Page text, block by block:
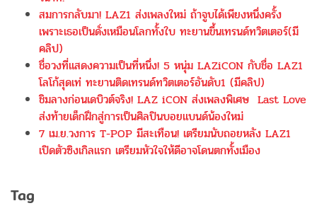
สมการกลับมา! LAZ1 ส่งเพลงใหม่ ถ้าจูบได้เพียงหนึ่งครั้ง
เพราะเธอเป็นดั่งเหมือนโลกทั้งใบ ทะยานขึ้นเทรนด์ทวิตเตอร์(มี
คลิป)
ชื่อวงที่แสดงความเป็นที่หนึ่ง! 5 หนุ่ม LAZiCON กับชื่อ LAZ1
โลโก้สุดเท่ ทะยานติดเทรนด์ทวิตเตอร์อันดับ1 (มีคลิป)
ชิมลางก่อนเดบิวต์จริง! LAZ iCON ส่งเพลงพิเศษ Last Love
ส่งท้ายเด็กฝึกสู่การเป็นศิลปินบอยแบนด์น้องใหม่
7 เม.ย.วงการ T-POP มีสะเทือน! เตรียมนับถอยหลัง LAZ1
เปิดตัวซิงเกิลแรก เตรียมหัวใจให้ดีอาจโดนตกทั้งเมือง
Tag